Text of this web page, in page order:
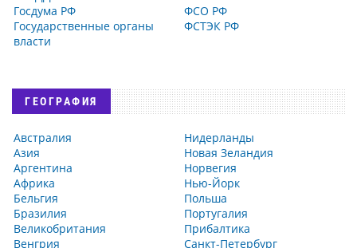
Госдума РФ
Государственные органы
власти
ФСО РФ
ФСТЭК РФ
ГЕОГРАФИЯ
Австралия
Азия
Аргентина
Африка
Бельгия
Бразилия
Великобритания
Венгрия
Нидерланды
Новая Зеландия
Норвегия
Нью-Йорк
Польша
Португалия
Прибалтика
Санкт-Петербург